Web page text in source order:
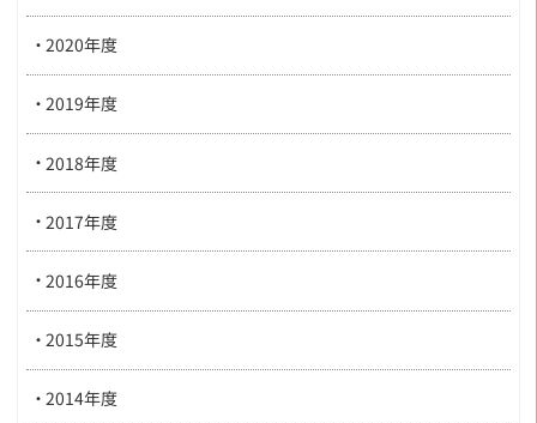
2020年度
2019年度
2018年度
2017年度
2016年度
2015年度
2014年度